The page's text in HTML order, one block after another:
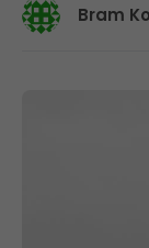
Bram